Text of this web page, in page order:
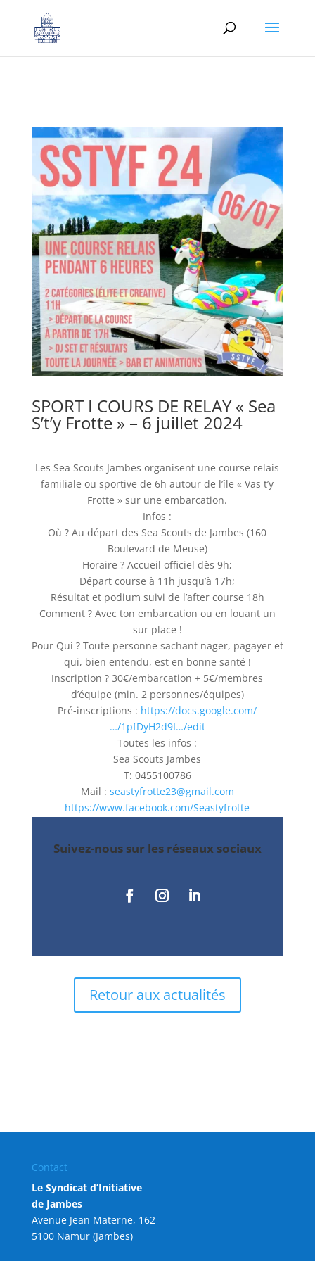
SPORT I COURS DE RELAY « Sea
S’t’y Frotte » – 6 juillet 2024
Les Sea Scouts Jambes organisent une course relais
familiale ou sportive de 6h autour de l’île « Vas t’y
Frotte » sur une embarcation.
Infos :
Où ? Au départ des Sea Scouts de Jambes (160
Boulevard de Meuse)
Horaire ? Accueil officiel dès 9h;
Départ course à 11h jusqu’à 17h;
Résultat et podium suivi de l’after course 18h
Comment ? Avec ton embarcation ou en louant un
sur place !
Pour Qui ? Toute personne sachant nager, pagayer et
qui, bien entendu, est en bonne santé !
Inscription ? 30€/embarcation + 5€/membres
d’équipe (min. 2 personnes/équipes)
Pré-inscriptions : https://docs.google.com/
…/1pfDyH2d9I…/edit
Toutes les infos :
Sea Scouts Jambes
T: 0455100786
Mail : seastyfrotte23@gmail.com
https://www.facebook.com/Seastyfrotte
Suivez-nous sur les réseaux sociaux
Retour aux actualités
Contact
Le Syndicat d’Initiative
de Jambes
Avenue Jean Materne, 162
5100 Namur (Jambes)